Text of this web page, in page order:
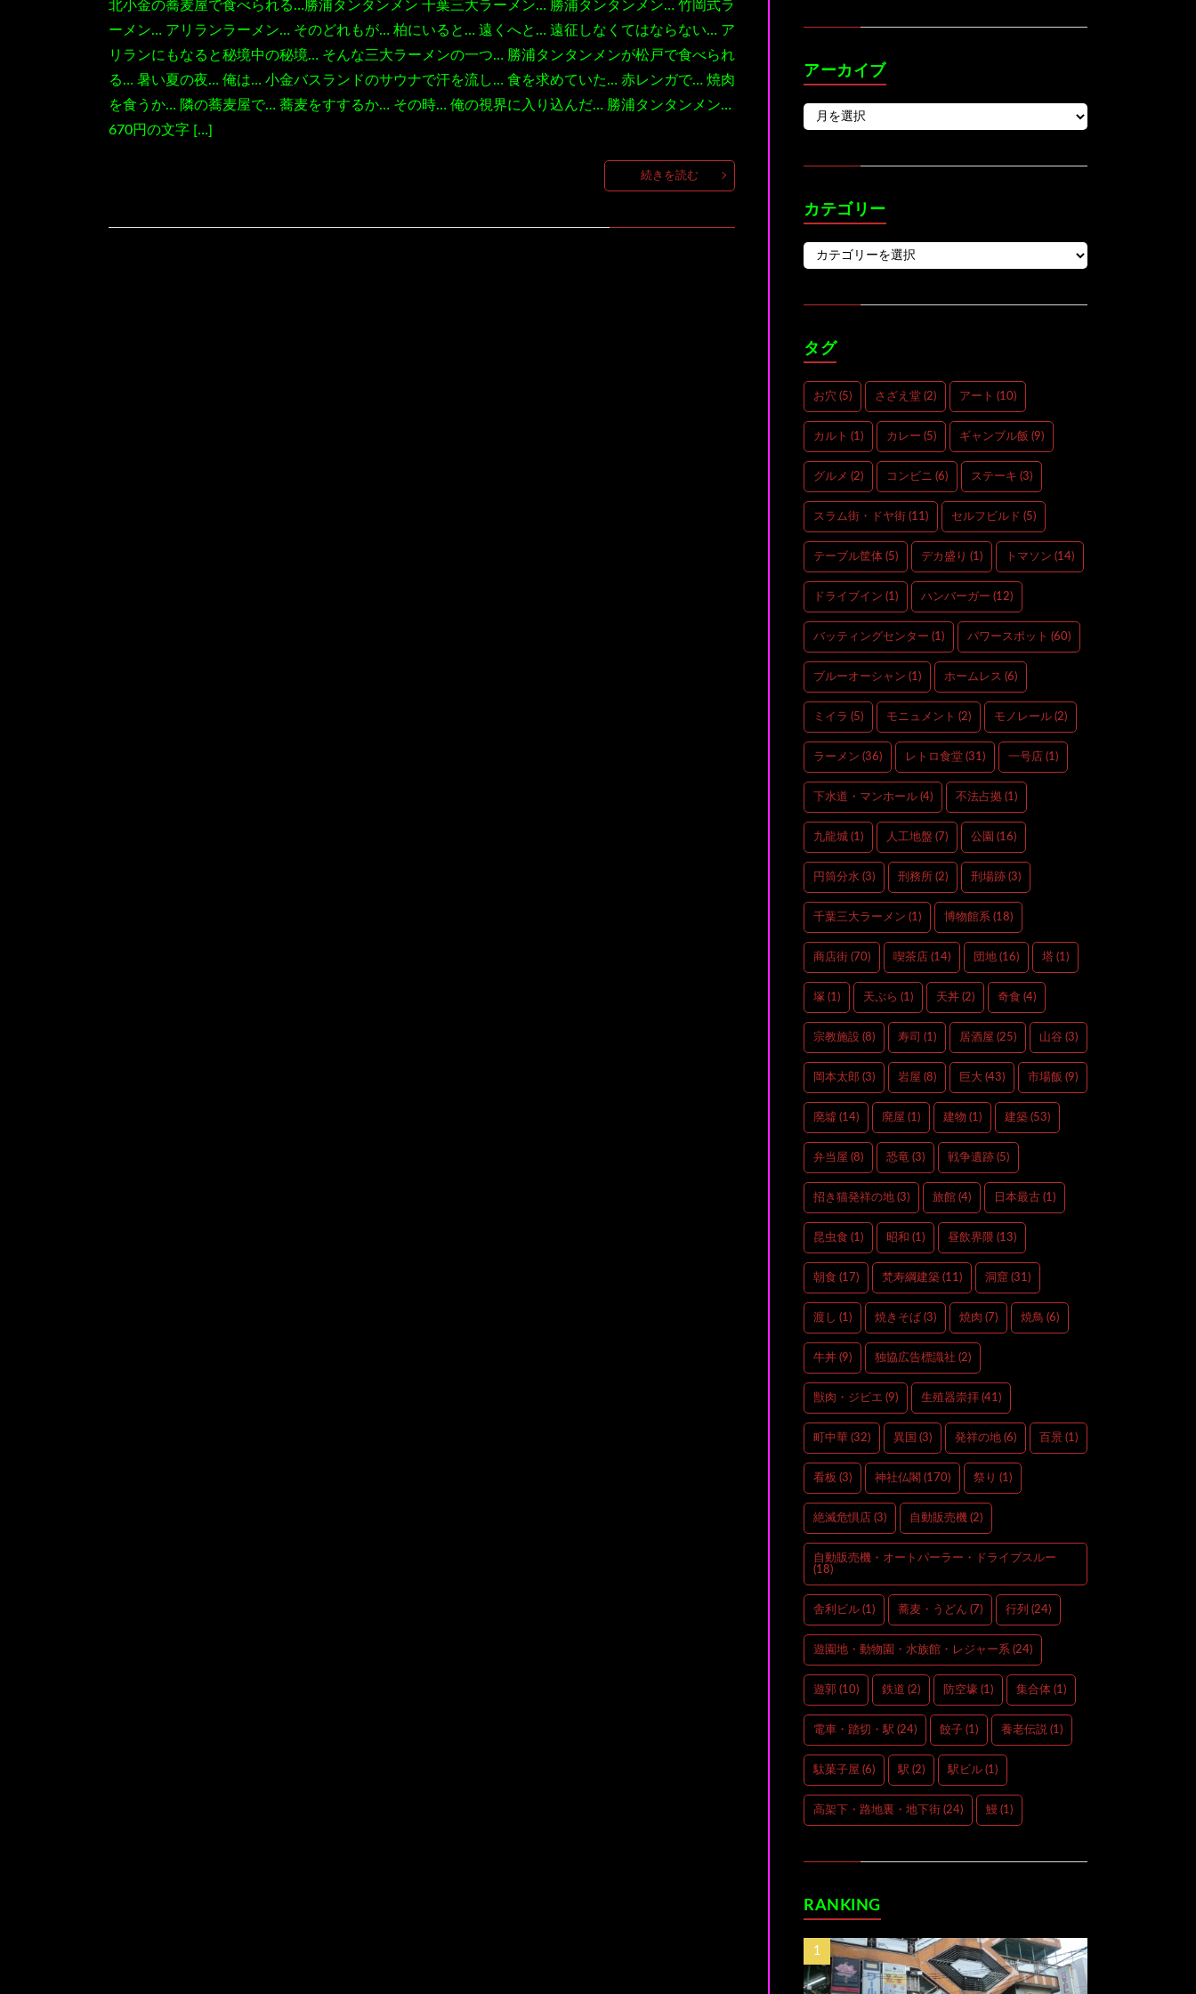
北小金の蕎麦屋で食べられる…勝浦タンタンメン 千葉三大ラーメン… 勝浦タンタンメン… 竹岡式ラ
ーメン… アリランラーメン… そのどれもが… 柏にいると… 遠くへと… 遠征しなくてはならない… ア
リランにもなると秘境中の秘境… そんな三大ラーメンの一つ… 勝浦タンタンメンが松戸で食べられ
る… 暑い夏の夜… 俺は… 小金バスランドのサウナで汗を流し… 食を求めていた… 赤レンガで… 焼肉
を食うか… 隣の蕎麦屋で… 蕎麦をすするか… その時… 俺の視界に入り込んだ… 勝浦タンタンメン…
670円の文字 […]
続きを読む
アーカイブ
カテゴリー
タグ
お穴 (5) さざえ堂 (2) アート (10)
カルト (1) カレー (5) ギャンブル飯 (9)
グルメ (2) コンビニ (6) ステーキ (3)
スラム街・ドヤ街 (11) セルフビルド (5)
テーブル筐体 (5) デカ盛り (1) トマソン (14)
ドライブイン (1) ハンバーガー (12)
バッティングセンター (1) パワースポット (60)
ブルーオーシャン (1) ホームレス (6)
ミイラ (5) モニュメント (2) モノレール (2)
ラーメン (36) レトロ食堂 (31) 一号店 (1)
下水道・マンホール (4) 不法占拠 (1)
九龍城 (1) 人工地盤 (7) 公園 (16)
円筒分水 (3) 刑務所 (2) 刑場跡 (3)
千葉三大ラーメン (1) 博物館系 (18)
商店街 (70) 喫茶店 (14) 団地 (16) 塔 (1)
塚 (1) 天ぷら (1) 天丼 (2) 奇食 (4)
宗教施設 (8) 寿司 (1) 居酒屋 (25) 山谷 (3)
岡本太郎 (3) 岩屋 (8) 巨大 (43) 市場飯 (9)
廃墟 (14) 廃屋 (1) 建物 (1) 建築 (53)
弁当屋 (8) 恐竜 (3) 戦争遺跡 (5)
招き猫発祥の地 (3) 旅館 (4) 日本最古 (1)
昆虫食 (1) 昭和 (1) 昼飲界隈 (13)
朝食 (17) 梵寿綱建築 (11) 洞窟 (31)
渡し (1) 焼きそば (3) 焼肉 (7) 焼鳥 (6)
牛丼 (9) 独協広告標識社 (2)
獣肉・ジビエ (9) 生殖器崇拝 (41)
町中華 (32) 異国 (3) 発祥の地 (6) 百景 (1)
看板 (3) 神社仏閣 (170) 祭り (1)
絶滅危惧店 (3) 自動販売機 (2)
自動販売機・オートパーラー・ドライブスルー
(18)
舎利ビル (1) 蕎麦・うどん (7) 行列 (24)
遊園地・動物園・水族館・レジャー系 (24)
遊郭 (10) 鉄道 (2) 防空壕 (1) 集合体 (1)
電車・踏切・駅 (24) 餃子 (1) 養老伝説 (1)
駄菓子屋 (6) 駅 (2) 駅ビル (1)
高架下・路地裏・地下街 (24) 鰻 (1)
RANKING